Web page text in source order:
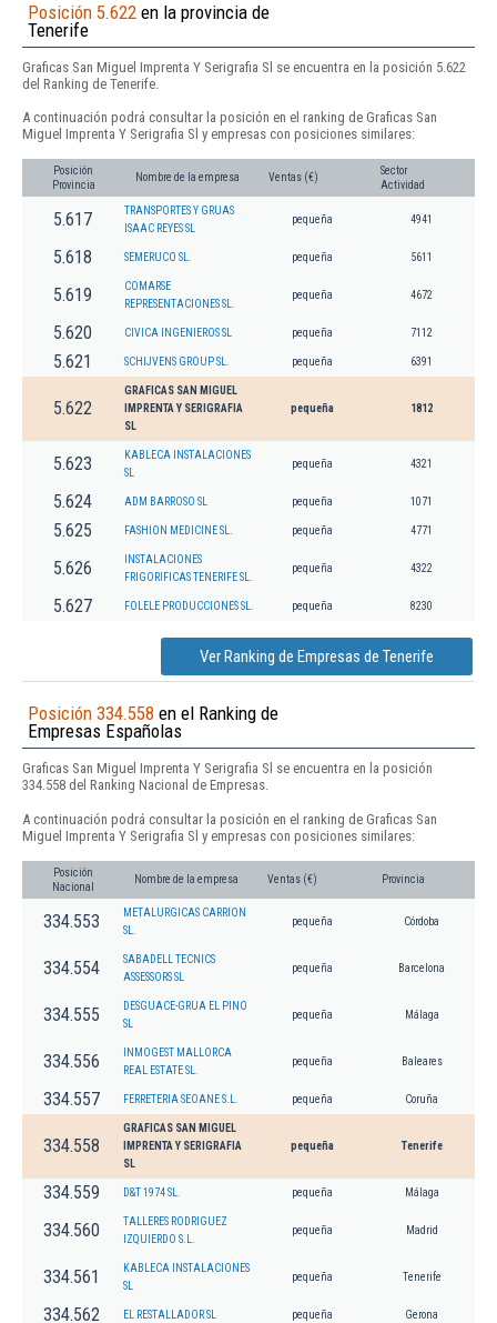
Posición 5.622 en la provincia de
Tenerife
Graficas San Miguel Imprenta Y Serigrafia Sl se encuentra en la posición 5.622
del Ranking de Tenerife.
A continuación podrá consultar la posición en el ranking de Graficas San
Miguel Imprenta Y Serigrafia Sl y empresas con posiciones similares:
Posición
Provincia
Nombre de la empresa Ventas (€)
Sector
Actividad
5.617
TRANSPORTES Y GRUAS
ISAAC REYES SL
pequeña 4941
5.618 SEMERUCO SL. pequeña 5611
5.619
COMARSE
REPRESENTACIONES SL.
pequeña 4672
5.620 CIVICA INGENIEROS SL pequeña 7112
5.621 SCHIJVENS GROUP SL. pequeña 6391
5.622
GRAFICAS SAN MIGUEL
IMPRENTA Y SERIGRAFIA
SL
pequeña 1812
5.623
KABLECA INSTALACIONES
SL
pequeña 4321
5.624 ADM BARROSO SL pequeña 1071
5.625 FASHION MEDICINE SL. pequeña 4771
5.626
INSTALACIONES
FRIGORIFICAS TENERIFE SL.
pequeña 4322
5.627 FOLELE PRODUCCIONES SL. pequeña 8230
Ver Ranking de Empresas de Tenerife
Posición 334.558 en el Ranking de
Empresas Españolas
Graficas San Miguel Imprenta Y Serigrafia Sl se encuentra en la posición
334.558 del Ranking Nacional de Empresas.
A continuación podrá consultar la posición en el ranking de Graficas San
Miguel Imprenta Y Serigrafia Sl y empresas con posiciones similares:
Posición
Nacional
Nombre de la empresa Ventas (€) Provincia
334.553
METALURGICAS CARRION
SL.
pequeña Córdoba
334.554
SABADELL TECNICS
ASSESSORS SL
pequeña Barcelona
334.555
DESGUACE-GRUA EL PINO
SL
pequeña Málaga
334.556
INMOGEST MALLORCA
REAL ESTATE SL.
pequeña Baleares
334.557 FERRETERIA SEOANE S.L. pequeña Coruña
334.558
GRAFICAS SAN MIGUEL
IMPRENTA Y SERIGRAFIA
SL
pequeña Tenerife
334.559 D&T 1974 SL. pequeña Málaga
334.560
TALLERES RODRIGUEZ
IZQUIERDO S.L.
pequeña Madrid
334.561
KABLECA INSTALACIONES
SL
pequeña Tenerife
334.562 EL RESTALLADOR SL pequeña Gerona